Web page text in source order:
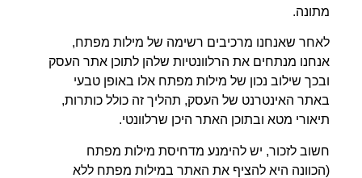
מתונה.
לאחר שאנחנו מרכיבים רשימה של מילות מפתח,
אנחנו מנתחים את הרלוונטיות שלהן לתוכן אתר העסק
ובכך שילוב נכון של מילות מפתח אלו באופן טבעי
באתר האינטרנט של העסק, תהליך זה כולל כותרות,
תיאורי מטא ובתוכן האתר היכן שרלוונטי.
חשוב לזכור, יש להימנע מדחיסת מילות מפתח
(הכוונה היא להציף את האתר במילות מפתח ללא